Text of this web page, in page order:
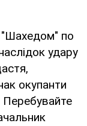
"Шахедом" по
удару
окупанти